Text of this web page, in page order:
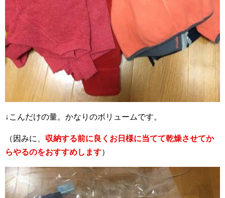
↓こんだけの量。かなりのボリュームです。
（因みに、 収納する前に良くお日様に当てて乾燥させてか
らやるのをおすすめします）